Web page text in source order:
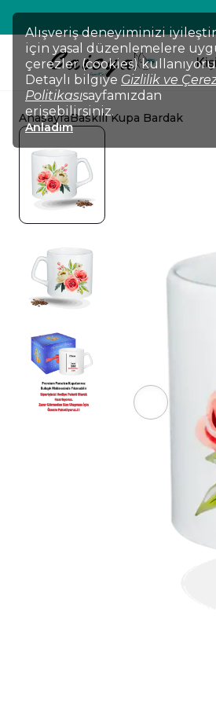
Alışveriş deneyiminizi
için yasal düzenlemelere
çerezler (cookies)
Detaylı bilgiye Gizlilik ve
Politikasısayfamızdan
erişebilirsiniz.
Anladım
AnasayfaBaskılı Kupa Bardak